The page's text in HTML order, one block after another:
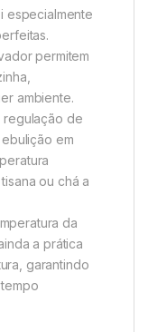
especialmente
permitem
ambiente.
regulação de
em
ou chá a
da
a prática
garantindo